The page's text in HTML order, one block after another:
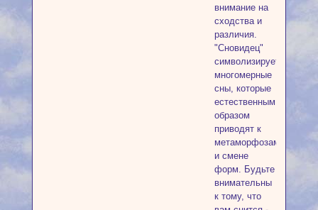
внимание на
сходства и
различия.
"Сновидец"
символизирует
многомерные
сны, которые
естественным
образом
приводят к
метаморфозам
и смене
форм. Будьте
внимательны
к тому, что